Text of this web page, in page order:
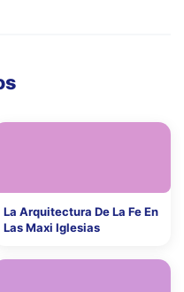
La Arquitectura De La Fe En
Las Maxi Iglesias